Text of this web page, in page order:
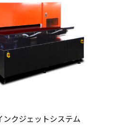
クジェットシステム